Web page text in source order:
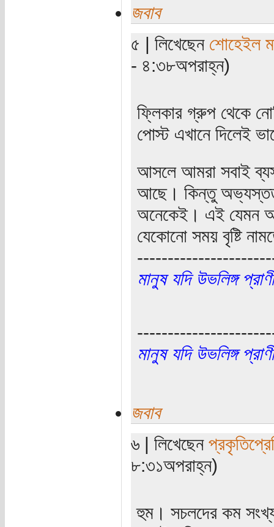
জবাব
৫ | লিখেছেন শোহেইল
- ৪:৩৮অপরাহ্ন)
ফ্লিকার গ্রুপ থেকে
পোস্ট এখানে দিলেই
আসলে আমরা সবাই
আছে। কিন্তু
অনেকেই। এই যেমন
যেকোনো সময় বৃষ্টি
মানুষ যদি উভলিঙ্গ
মানুষ যদি উভলিঙ্গ
জবাব
৬ | লিখেছেন
৮:৩১অপরাহ্ন)
হুম। সচলদের কম